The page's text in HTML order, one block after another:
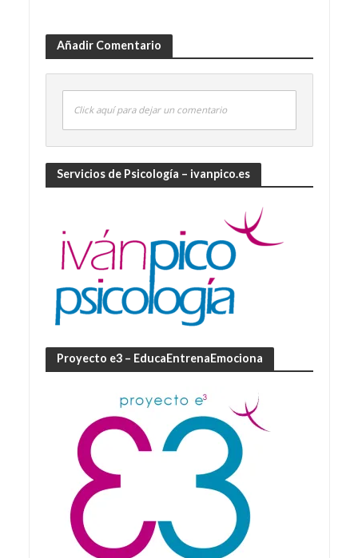
Añadir Comentario
Click aquí para dejar un comentario
Servicios de Psicología – ivanpico.es
Proyecto e3 – EducaEntrenaEmociona